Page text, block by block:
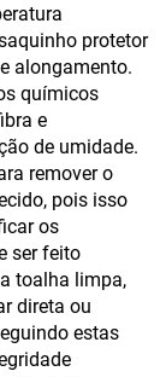
protetor
alongamento.
químicos
e
de umidade.
remover o
pois isso
os
ser feito
toalha limpa,
direta ou
estas